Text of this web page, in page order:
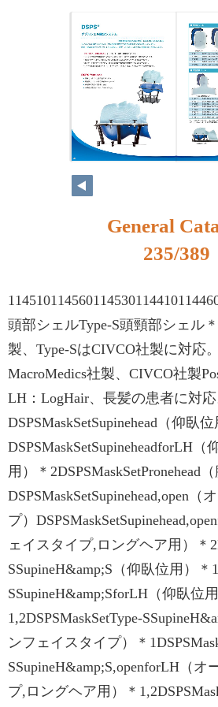
218
General
235/389
頭部シェルType-S頭頸部シェル
製、Type-SはCIVCO社製に対応
MacroMedics社製、CIVCO社製
LH：LogHair、長髪の患者に対
DSPSMaskSetSupinehead（仰臥位
DSPSMaskSetSupineheadforLH
用）＊2DSPSMaskSetPronehead（
DSPSMaskSetSupinehead,open（
プ）
ェイスタイプ,ロングヘア用）＊
SSupineH&amp;S（仰臥位用）＊
SSupineH&amp;SforLH（仰臥位
1,2DSPSMaskSetType-
ンフェイスタイプ）＊
SSupineH&amp;S,openforLH（オ
プ,ロングヘア用）＊